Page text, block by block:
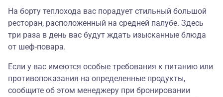
На борту теплохода вас порадует стильный большой
ресторан, расположенный на средней палубе. Здесь
три раза в день вас будут ждать изысканные блюда
от шеф-повара.
Если у вас имеются особые требования к питанию или
противопоказания на определенные продукты,
сообщите об этом менеджеру при бронировании